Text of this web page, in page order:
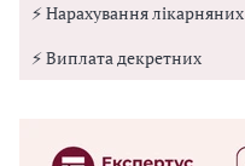
⚡ Нарахування лікарняних
⚡ Виплата декретних